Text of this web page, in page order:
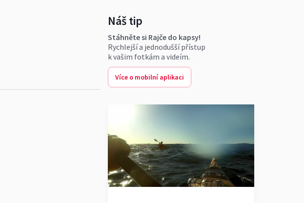
Náš tip
Stáhněte si Rajče do kapsy!
Rychlejší a jednodušší přístup
k vašim fotkám a videím.
Více o mobilní aplikaci